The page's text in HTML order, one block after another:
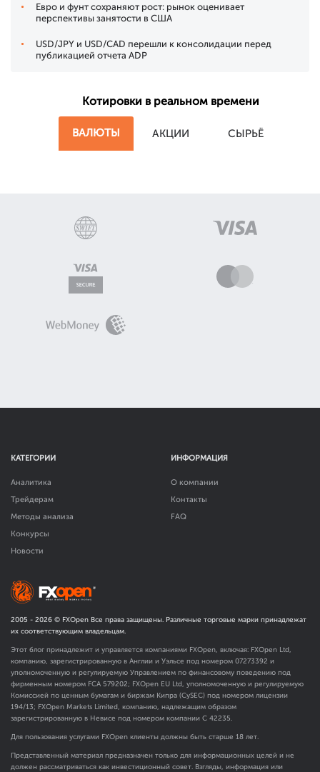
Евро и фунт сохраняют рост: рынок оценивает
перспективы занятости в США
USD/JPY и USD/CAD перешли к консолидации перед
публикацией отчета ADP
Котировки в реальном времени
ВАЛЮТЫ АКЦИИ СЫРЬЁ
КАТЕГОРИИ
Аналитика
Трейдерам
Методы анализа
Конкурсы
Новости
ИНФОРМАЦИЯ
О компании
Контакты
FAQ
2005 - 2026 © FXOpen Все права защищены. Различные торговые марки принадлежат
их соответствующим владельцам.
Этот блог принадлежит и управляется компаниями FXOpen, включая: FXOpen Ltd,
компанию, зарегистрированную в Англии и Уэльсе под номером 07273392 и
уполномоченную и регулируемую Управлением по финансовому поведению под
фирменным номером FCA 579202; FXOpen EU Ltd, уполномоченную и регулируемую
Комиссией по ценным бумагам и биржам Кипра (CySEC) под номером лицензии
194/13; FXOpen Markets Limited, компанию, надлежащим образом
зарегистрированную в Невисе под номером компании C 42235.
Для пользования услугами FXOpen клиенты должны быть старше 18 лет.
Представленный материал предназначен только для информационных целей и не
должен рассматриваться как инвестиционный совет. Взгляды, информация или